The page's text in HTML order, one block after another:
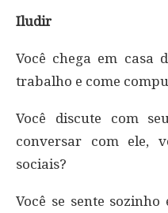
Iludir
Você chega em casa
trabalho e come
Você discute com
conversar com ele,
sociais?
Você se sente